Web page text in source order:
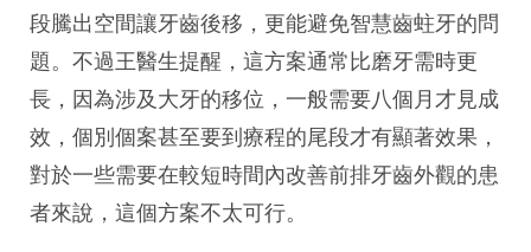
段騰出空間讓牙齒後移，更能避免智慧齒蛀牙的問
題。不過王醫生提醒，這方案通常比磨牙需時更
長，因為涉及大牙的移位，一般需要八個月才見成
效，個別個案甚至要到療程的尾段才有顯著效果，
對於一些需要在較短時間內改善前排牙齒外觀的患
者來說，這個方案不太可行。